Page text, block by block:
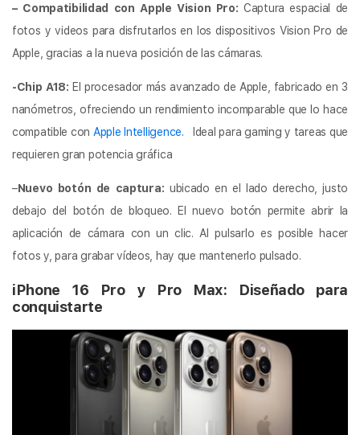
– Compatibilidad con Apple Vision Pro: Captura espacial de
fotos y videos para disfrutarlos en los dispositivos Vision Pro de
Apple, gracias a la nueva posición de las cámaras.
-Chip A18: El procesador más avanzado de Apple, fabricado en 3
nanómetros, ofreciendo un rendimiento incomparable que lo hace
compatible con Apple Intelligence.
Ideal para gaming y tareas que
requieren gran potencia gráfica
–Nuevo botón de captura: ubicado en el lado derecho, justo
debajo del botón de bloqueo. El nuevo botón permite abrir la
aplicación de cámara con un clic. Al pulsarlo es posible hacer
fotos y, para grabar vídeos, hay que mantenerlo pulsado.
iPhone 16 Pro y Pro Max: Diseñado para
conquistarte